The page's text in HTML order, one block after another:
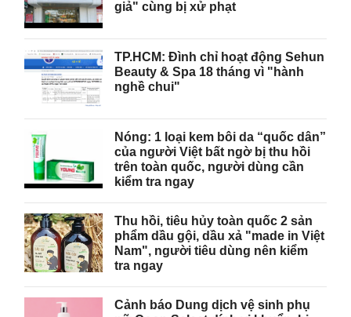
giả" cùng bị xử phạt
TP.HCM: Đình chỉ hoạt động Sehun
Beauty & Spa 18 tháng vì "hành
nghề chui"
Nóng: 1 loại kem bôi da “quốc dân”
của người Việt bất ngờ bị thu hồi
trên toàn quốc, người dùng cần
kiểm tra ngay
Thu hồi, tiêu hủy toàn quốc 2 sản
phẩm dầu gội, dầu xả "made in Việt
Nam", người tiêu dùng nên kiểm
tra ngay
Cảnh báo Dung dịch vệ sinh phụ